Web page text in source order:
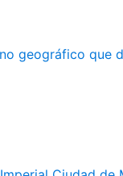
geográfico que